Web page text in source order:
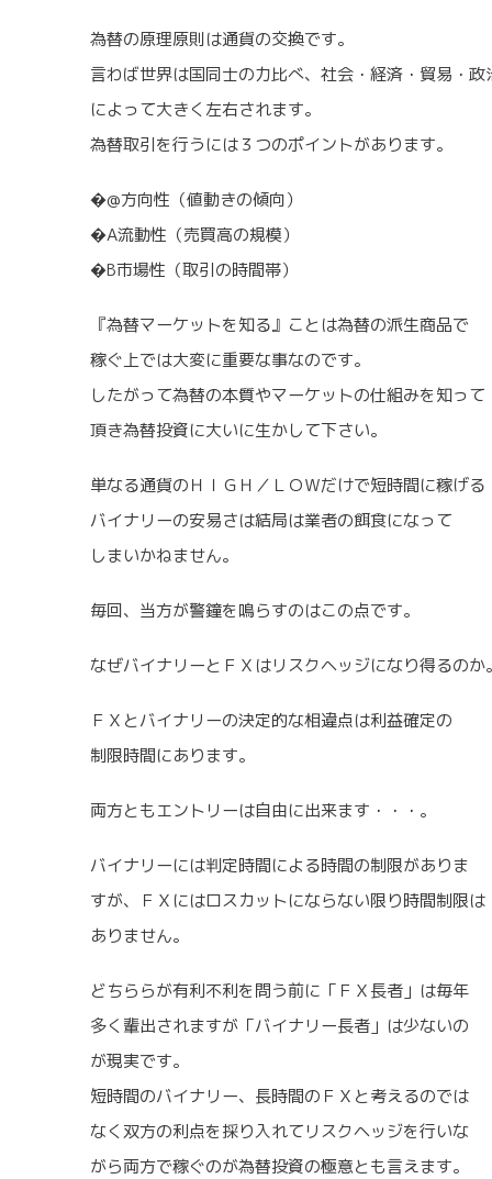
為替の原理原則は通貨の交換です。
言わば世界は国同士の力比べ、社会・経済・貿易・政
によって大きく左右されます。
為替取引を行うには３つのポイントがあります。
�@方向性（値動きの傾向）
�A流動性（売買高の規模）
�B市場性（取引の時間帯）
『為替マーケットを知る』ことは為替の派生商品で
稼ぐ上では大変に重要な事なのです。
したがって為替の本質やマーケットの仕組みを知って
頂き為替投資に大いに生かして下さい。
単なる通貨のＨＩＧＨ／ＬＯＷだけで短時間に稼げる
バイナリーの安易さは結局は業者の餌食になって
しまいかねません。
毎回、当方が警鐘を鳴らすのはこの点です。
なぜバイナリーとＦＸはリスクヘッジになり得るのか
ＦＸとバイナリーの決定的な相違点は利益確定の
制限時間にあります。
両方ともエントリーは自由に出来ます・・・。
バイナリーには判定時間による時間の制限がありま
すが、ＦＸにはロスカットにならない限り時間制限は
ありません。
どちららが有利不利を問う前に「ＦＸ長者」は毎年
多く輩出されますが「バイナリー長者」は少ないの
が現実です。
短時間のバイナリー、長時間のＦＸと考えるのでは
なく双方の利点を採り入れてリスクヘッジを行いな
がら両方で稼ぐのが為替投資の極意とも言えます。